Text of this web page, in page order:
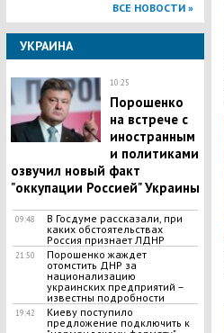
ВСЕ НОВОСТИ »
УКРАИНА
10:25
Порошенко
на встрече с
иностранным
и политиками
озвучил новый факт
"оккупации Россией" Украины
09:48
В Госдуме рассказали, при
каких обстоятельствах
Россия признает ЛДНР
21:50
Порошенко жаждет
отомстить ДНР за
национализацию
украинских предприятий –
известны подробности
19:42
Киеву поступило
предложение подключить к